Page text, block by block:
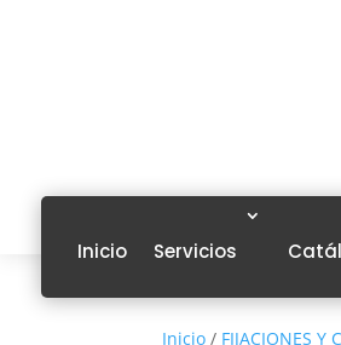
Inicio Servicios
Inicio / FIJACIONES Y